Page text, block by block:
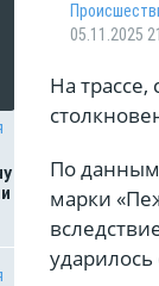
05.11.2025
На
По
марки